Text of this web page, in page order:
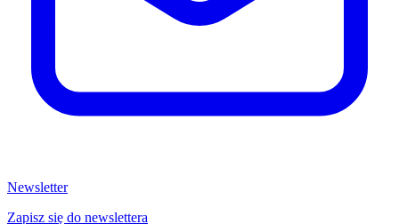
Newsletter
Zapisz się do newslettera